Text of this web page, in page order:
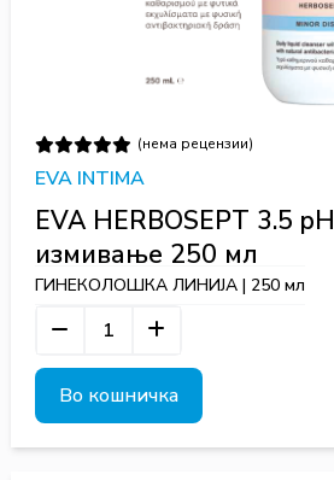
(нема рецензии)
EVA INTIMA
EVA HERBOSEPT 3.5
измивање 250 мл
ГИНЕКОЛОШКА ЛИНИЈА | 250 мл
Во кошничка